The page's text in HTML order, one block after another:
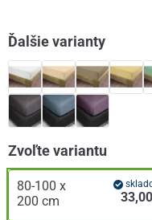
Ďalšie varianty
Zvoľte variantu
80-100 x
200 cm